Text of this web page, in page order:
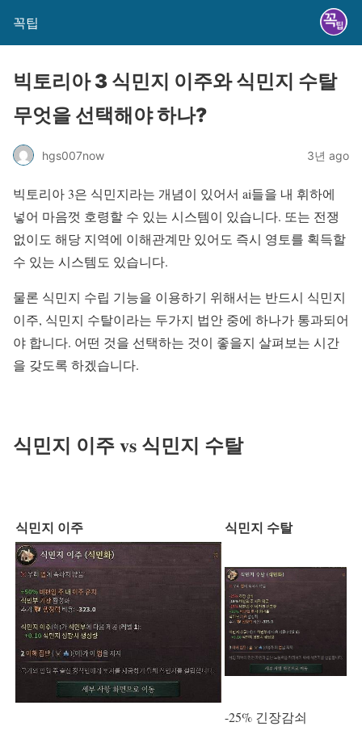
꼭팁
빅토리아 3 식민지 이주와 식민지 수탈
무엇을 선택해야 하나?
hgs007now 3년 ago
빅토리아 3은 식민지라는 개념이 있어서 ai들을 내 휘하에
넣어 마음껏 호령할 수 있는 시스템이 있습니다. 또는 전쟁
없이도 해당 지역에 이해관계만 있어도 즉시 영토를 획득할
수 있는 시스템도 있습니다.
물론 식민지 수립 기능을 이용하기 위해서는 반드시 식민지
이주, 식민지 수탈이라는 두가지 법안 중에 하나가 통과되어
야 합니다. 어떤 것을 선택하는 것이 좋을지 살펴보는 시간
을 갖도록 하겠습니다.
식민지 이주 vs 식민지 수탈
식민지 이주 식민지 수탈
-25% 긴장감쇠